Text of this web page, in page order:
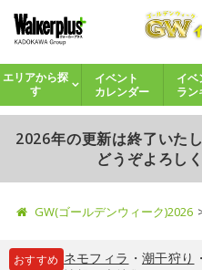
エリアから探
す
イベント
カレンダー
イベ
ラン
2026年の更新は終了いた
どうぞよろし
GW(ゴールデンウィーク)2026
おすすめ ネモフィラ ・ 潮干狩り ・